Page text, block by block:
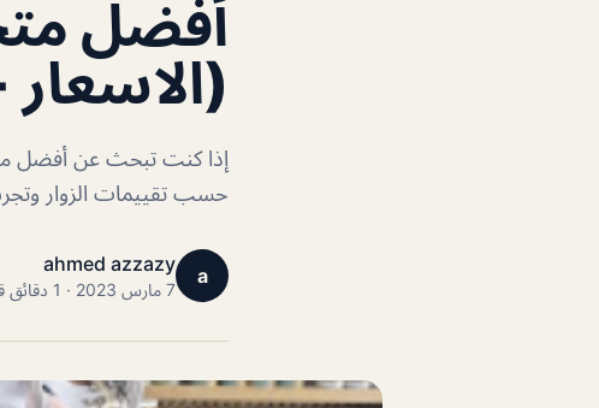
أفضل
(الاسعار
إذا كنت تبحث عن أفضل
حسب تقييمات الزوار
a
ahmed azzazy
7 مارس 2023 · 1 دقائق قراءة